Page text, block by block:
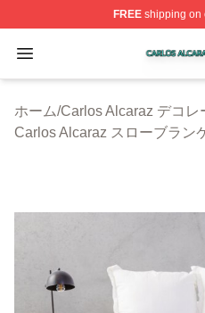
FREEshipping on
Open menu
Carlos Alcaraz Shop ⚡️
ホーム/Carlos Alcaraz デコレ
Carlos Alcaraz スローブラン